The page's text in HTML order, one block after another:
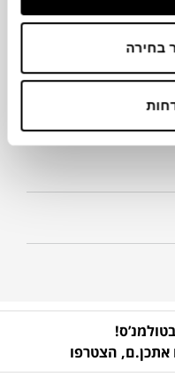
בחירה
אתכן.ם, הצטרפו